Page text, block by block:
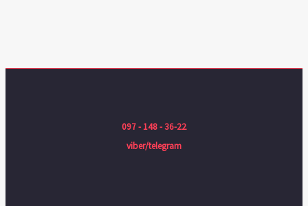
097 - 148 - 36-22
viber/telegram